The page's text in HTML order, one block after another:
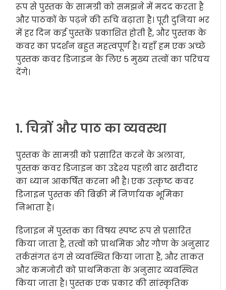
रूप से पुस्तक के सामग्री को समझने में मदद करता है
और पाठकों के पढ़ने की रुचि बढ़ाता है। पूरी दुनिया भर
में हर दिन कई पुस्तकें प्रकाशित होती हैं, और पुस्तक के
कवर का प्रदर्शन बहुत महत्वपूर्ण है। यहाँ हम एक अच्छे
पुस्तक कवर डिजाइन के लिए 5 मुख्य तत्वों का परिचय
देंगे।
1. चित्रों और पाठ का व्यवस्था
पुस्तक के सामग्री को प्रसारित करने के अलावा,
पुस्तक कवर डिजाइन का उद्देश्य पहली बार खरीदार
का ध्यान आकर्षित करना भी है। एक उत्कृष्ट कवर
डिजाइन पुस्तक की बिक्री में निर्णायक भूमिका
निभाता है।
डिजाइन में पुस्तक का विषय स्पष्ट रूप से प्रसारित
किया जाता है, तत्वों को प्राथमिक और गौण के अनुसार
तर्कसंगत ढंग से व्यवस्थित किया जाता है, और ताकत
और कमजोरी को प्राथमिकता के अनुसार व्यवस्थित
किया जाता है। पुस्तक एक प्रकार की सांस्कृतिक